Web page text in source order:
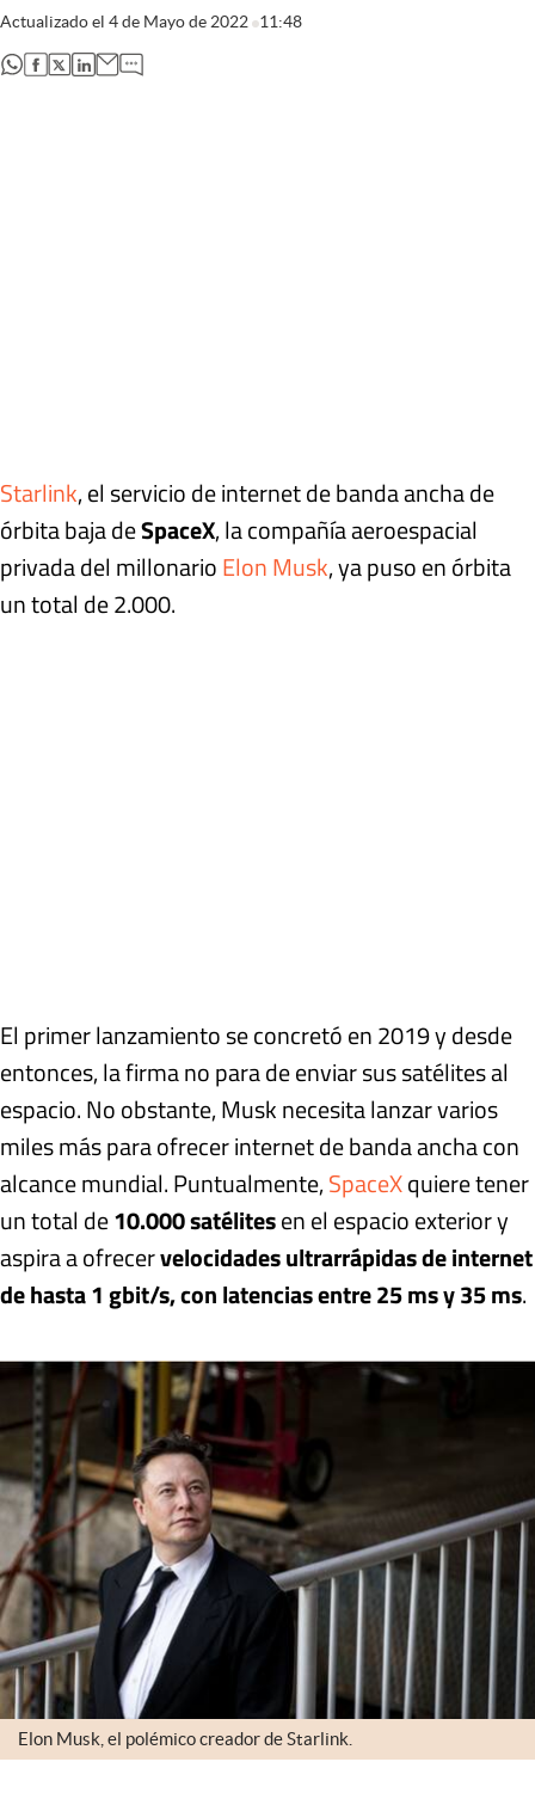
Actualizado el 4 de Mayo de 2022 11:48
abre en nueva pestaña
abre en nueva pestaña
abre en nueva pestaña
abre en nueva pestaña
Starlink, el servicio de internet de banda ancha de
órbita baja deSpaceX, la compañía aeroespacial
privada del millonarioElon Musk, ya puso en órbita
un total de 2.000.
El primer lanzamiento se concretó en 2019 y desde
entonces, la firma no para de enviar sus satélites al
espacio. No obstante, Musk necesita lanzar varios
miles más para ofrecer internet de banda ancha con
alcance mundial. Puntualmente,SpaceXquiere tener
un total de10.000 satélitesen el espacio exterior y
aspira a ofrecervelocidades ultrarrápidas de internet
de hasta 1 gbit/s, con latencias entre 25 ms y 35 ms.
Elon Musk, el polémico creador de Starlink.